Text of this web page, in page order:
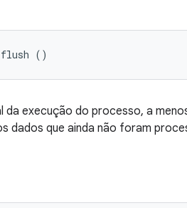
()
da execução do processo, a
dados que ainda não foram